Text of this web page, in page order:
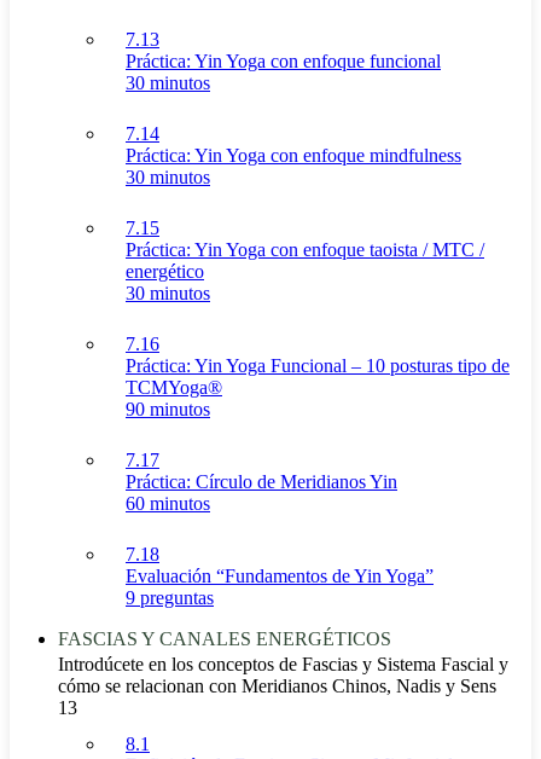
7.13
Práctica: Yin Yoga con enfoque funcional
30 minutos
7.14
Práctica: Yin Yoga con enfoque mindfulness
30 minutos
7.15
Práctica: Yin Yoga con enfoque taoista / MTC /
energético
30 minutos
7.16
Práctica: Yin Yoga Funcional – 10 posturas tipo de
TCMYoga®
90 minutos
7.17
Práctica: Círculo de Meridianos Yin
60 minutos
7.18
Evaluación “Fundamentos de Yin Yoga”
9 preguntas
FASCIAS Y CANALES ENERGÉTICOS
Introdúcete en los conceptos de Fascias y Sistema Fascial y
cómo se relacionan con Meridianos Chinos, Nadis y Sens
13
8.1